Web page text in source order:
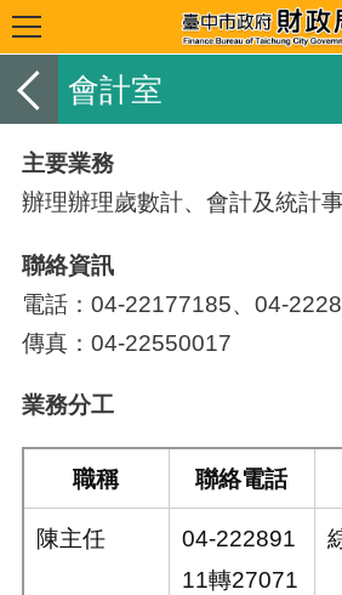
會計室
主要業務
辦理辦理歲數計、會計及統計
聯絡資訊
電話：04-22177185、04-
傳真：04-22550017
業務分工
職稱 聯絡電話
陳主任
04-222891
11轉27071